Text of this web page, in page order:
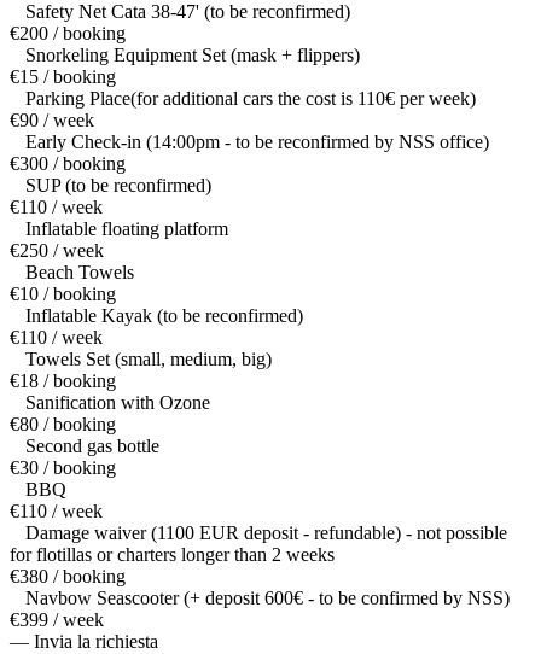
Safety Net Cata 38-47' (to be reconfirmed)
€200 / booking
Snorkeling Equipment Set (mask + flippers)
€15 / booking
Parking Place(for additional cars the cost is 110€ per week)
€90 / week
Early Check-in (14:00pm - to be reconfirmed by NSS office)
€300 / booking
SUP (to be reconfirmed)
€110 / week
Inflatable floating platform
€250 / week
Beach Towels
€10 / booking
Inflatable Kayak (to be reconfirmed)
€110 / week
Towels Set (small, medium, big)
€18 / booking
Sanification with Ozone
€80 / booking
Second gas bottle
€30 / booking
BBQ
€110 / week
Damage waiver (1100 EUR deposit - refundable) - not possible
for flotillas or charters longer than 2 weeks
€380 / booking
Navbow Seascooter (+ deposit 600€ - to be confirmed by NSS)
€399 / week
— Invia la richiesta